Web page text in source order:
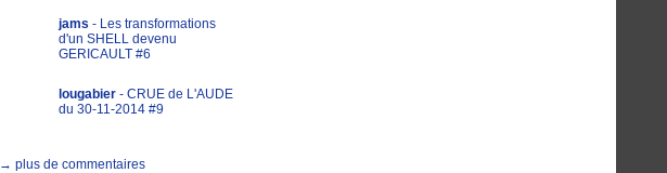
jams - Les transformations
d'un SHELL devenu
GERICAULT #6
lougabier - CRUE de L'AUDE
du 30-11-2014 #9
→ plus de commentaires